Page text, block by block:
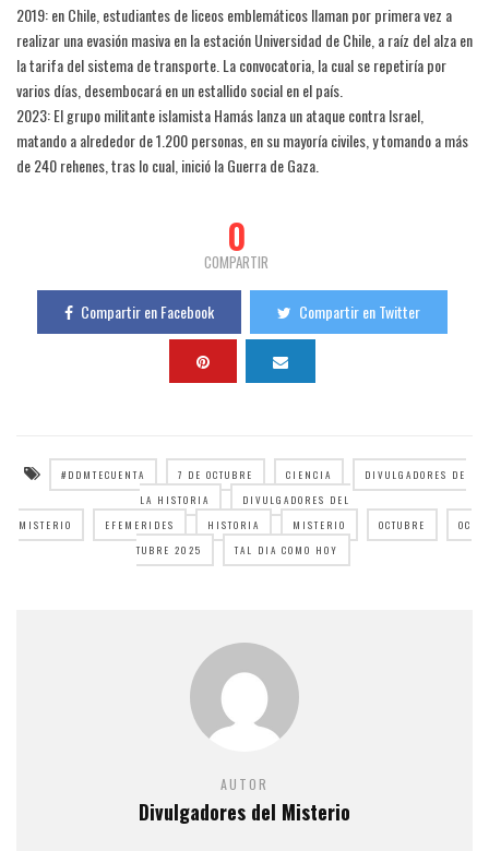
2019: en Chile, estudiantes de liceos emblemáticos llaman por primera vez a
realizar una evasión masiva en la estación Universidad de Chile, a raíz del alza en
la tarifa del sistema de transporte. La convocatoria, la cual se repetiría por
varios días, desembocará en un estallido social en el país.
2023: El grupo militante islamista Hamás lanza un ataque contra Israel,
matando a alrededor de 1.200 personas, en su mayoría civiles, y tomando a más
de 240 rehenes, tras lo cual, inició la Guerra de Gaza.
0
COMPARTIR
Compartir en Facebook Compartir en Twitter
#DDMTECUENTA 7 DE OCTUBRE CIENCIA
DIVULGADORES DE
LA HISTORIA
DIVULGADORES DEL
MISTERIO
EFEMERIDES HISTORIA MISTERIO OCTUBRE
OC
TUBRE 2025
TAL DIA COMO HOY
AUTOR
Divulgadores del Misterio